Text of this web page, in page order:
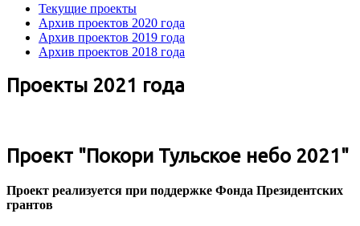
Текущие проекты
Архив проектов 2020 года
Архив проектов 2019 года
Архив проектов 2018 года
Проекты 2021 года
Проект "Покори Тульское небо 2021"
Проект реализуется при поддержке Фонда Президентских
грантов